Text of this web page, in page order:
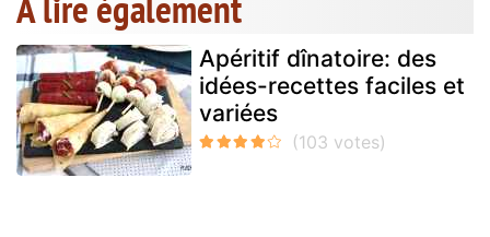
Apéritif dînatoire: des
idées-recettes faciles et
variées